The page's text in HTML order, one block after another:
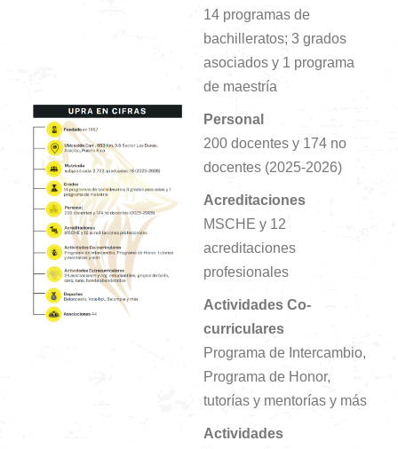
14 programas de
bachilleratos; 3 grados
asociados y 1 programa
de maestría
Personal
200 docentes y 174 no
docentes (2025-2026)
Acreditaciones
MSCHE y 12
acreditaciones
profesionales
Actividades Co-
curriculares
Programa de Intercambio,
Programa de Honor,
tutorías y mentorías y más
Actividades